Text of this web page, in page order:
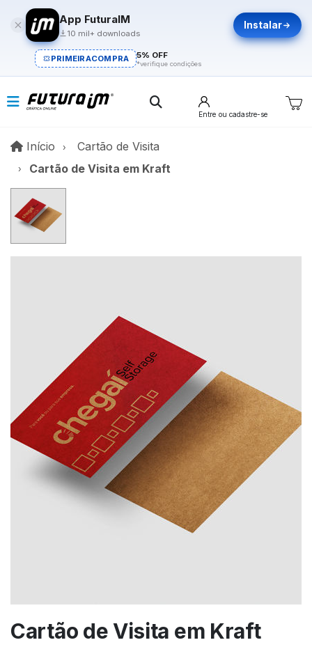
App FuturaIM
10 mil+ downloads
Instalar
PRIMEIRACOMPRA 5% OFF
*verifique condições
Entre ou cadastre-se
Início InícioCartão de Visita
Cartão de Visita em Kraft
Cartão de Visita em Kraft